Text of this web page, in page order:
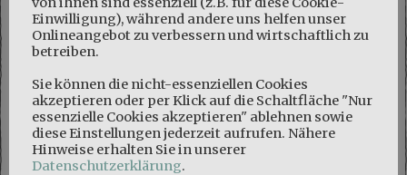
Name, E-Mail-Adresse und Website in diesem Browser für
meinen nächsten Kommentar speichern.
Einwilligung), während andere uns helfen unser
Onlineangebot zu verbessern und wirtschaftlich zu
betreiben.
Sie können die nicht-essenziellen Cookies
akzeptieren oder per Klick auf die Schaltfläche "Nur
essenzielle Cookies akzeptieren" ablehnen sowie
diese Einstellungen jederzeit aufrufen. Nähere
Hinweise erhalten Sie in unserer
Datenschutzerklärung.